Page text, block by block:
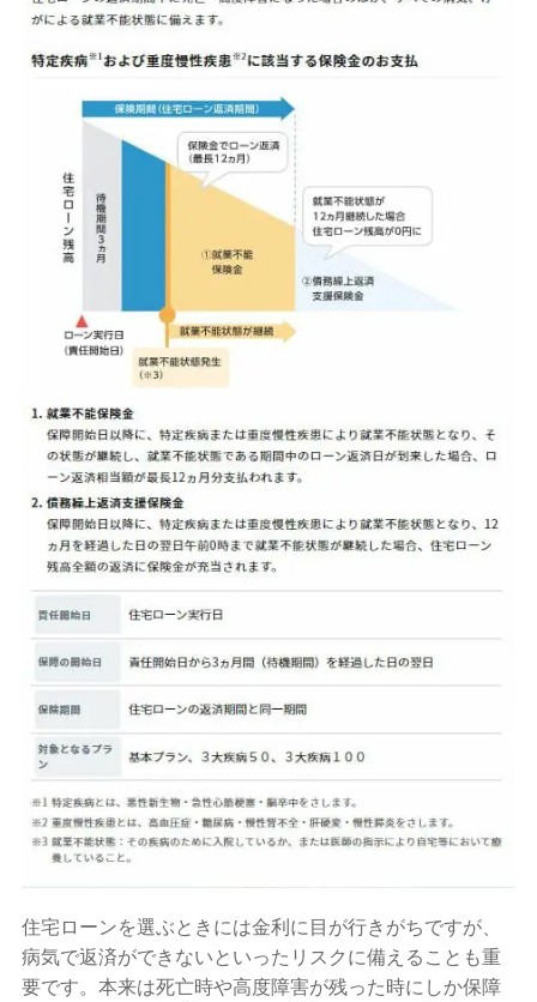
住宅ローンを選ぶときには金利に目が行きがちですが、
病気で返済ができないといったリスクに備えることも重
要です。本来は死亡時や高度障害が残った時にしか保障